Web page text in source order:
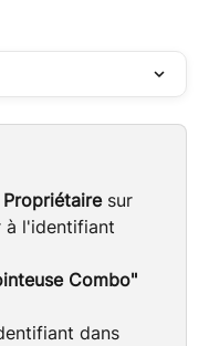
Propriétaire sur
à l'identifiant
Combo"
dans